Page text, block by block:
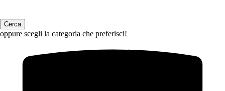
oppure scegli la categoria che preferisci!